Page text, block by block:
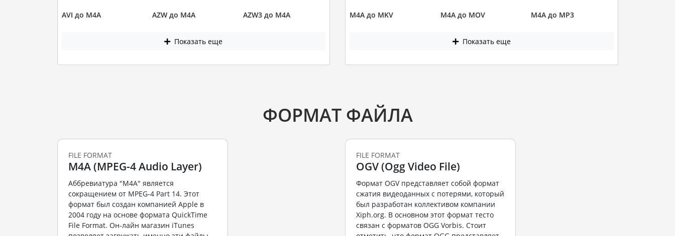
AVI до M4A AZW до M4A AZW3 до M4A
Показать еще
M4A до MKV M4A до MOV M4A до MP3
Показать еще
ФОРМАТ ФАЙЛА
FILE FORMAT
M4A (MPEG-4 Audio Layer)
Аббревиатура "M4A" является
сокращением от MPEG-4 Part 14. Этот
формат был создан компанией Apple в
2004 году на основе формата QuickTime
File Format. Он-лайн магазин iTunes
FILE FORMAT
OGV (Ogg Video File)
Формат OGV представляет собой формат
сжатия видеоданных с потерями, который
был разработан коллективом компании
Xiph.org. В основном этот формат тесто
связан с форматов OGG Vorbis. Стоит